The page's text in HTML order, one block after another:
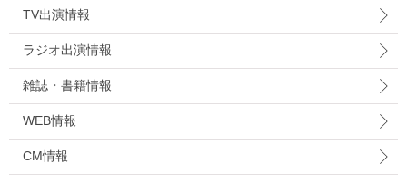
TV出演情報
ラジオ出演情報
雑誌・書籍情報
WEB情報
CM情報